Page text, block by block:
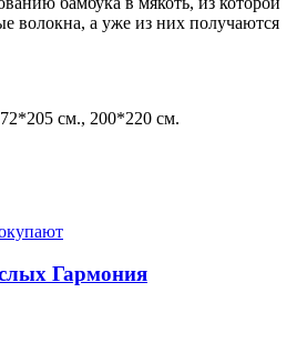
волокна, а уже из них получаются
см., 200*220 см.
Гармония